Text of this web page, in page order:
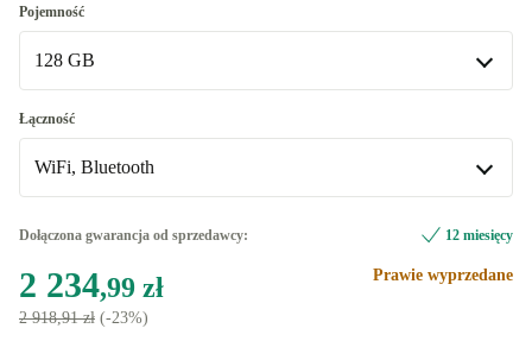
Gwiazda Polarna
gwiezdna szarość +124,38 zł
niebieski
fioletowy +214,01 zł
Pojemność
128 GB
128 GB
256 GB +504,01 zł
+1 184,01 zł
Łączność
WiFi, Bluetooth
WiFi, Bluetooth, Dane mobilne (5G)
Dołączona gwarancja od sprzedawcy: 12 miesięcy
2 234,99 zł
2 918,91 zł (-23%)
Prawie wyprzedane